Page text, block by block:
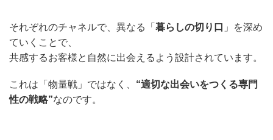
それぞれのチャネルで、異なる「 暮らしの切り口 」を深め
ていくことで、
共感するお客様と自然に出会えるよう設計されています。
これは「物量戦」ではなく、 “適切な出会いをつくる専門
性の戦略”なのです。